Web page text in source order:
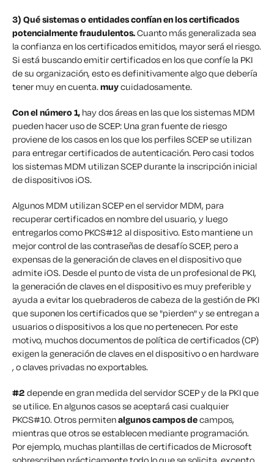
3) Qué sistemas o entidades confían en los certificados
potencialmente fraudulentos.Cuanto más generalizada sea
la confianza en los certificados emitidos, mayor será el riesgo.
Si está buscando emitir certificados en los que confíe la PKI
de su organización, esto es definitivamente algo que debería
tener muy en cuenta.muycuidadosamente.
Con el número 1, hay dos áreas en las que los sistemas MDM
pueden hacer uso de SCEP: Una gran fuente de riesgo
proviene de los casos en los que los perfiles SCEP se utilizan
para entregar certificados de autenticación. Pero casi todos
los sistemas MDM utilizan SCEP durante la inscripción inicial
de dispositivos iOS.
Algunos MDM utilizan SCEP en el servidor MDM, para
recuperar certificados en nombre del usuario, y luego
entregarlos como PKCS#12 al dispositivo. Esto mantiene un
mejor control de las contraseñas de desafío SCEP, pero a
expensas de la generación de claves en el dispositivo que
admite iOS. Desde el punto de vista de un profesional de PKI,
la generación de claves en el dispositivo es muy preferible y
ayuda a evitar los quebraderos de cabeza de la gestión de PKI
que suponen los certificados que se "pierden" y se entregan a
usuarios o dispositivos a los que no pertenecen. Por este
motivo, muchos documentos de política de certificados (CP)
exigen la generación de claves en el dispositivo o en hardware
, o claves privadas no exportables.
#2 depende en gran medida del servidor SCEP y de la PKI que
se utilice. En algunos casos se aceptará casi cualquier
PKCS#10. Otros permitenalgunos campos decampos,
mientras que otros se establecen mediante programación.
Por ejemplo, muchas plantillas de certificados de Microsoft